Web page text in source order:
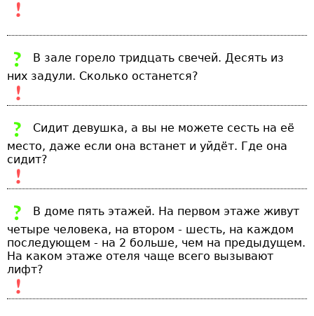
В зале горело тридцать свечей. Десять из
них задули. Сколько останется?
Сидит девушка, а вы не можете сесть на её
место, даже если она встанет и уйдёт. Где она
сидит?
В доме пять этажей. На первом этаже живут
четыре человека, на втором - шесть, на каждом
последующем - на 2 больше, чем на предыдущем.
На каком этаже отеля чаще всего вызывают
лифт?